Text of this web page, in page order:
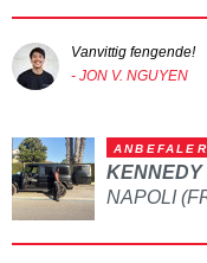
Vanvittig fengende!
- JON V. NGUYEN
ANBEFALER
KENNEDY